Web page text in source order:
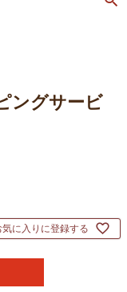
ングサービ
気に入りに登録する